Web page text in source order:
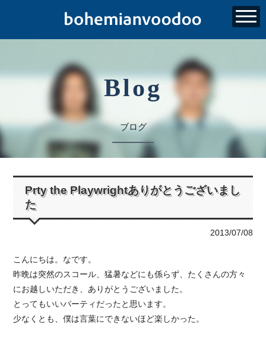
Blog
ブログ
Prty the Playwrightありがとうございまし
た
2013/07/08
こんにちは。なです。
昨晩は突然のスコール、猛暑などにも係らず、たくさんの方々
にお越しいただき、ありがとうございました。
とってもいいパーティだったと思います。
少なくとも、僕は言葉にできないほど楽しかった。